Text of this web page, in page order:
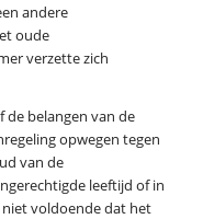
andere
oude
verzette zich
belangen van de
opwegen tegen
van de
leeftijd of in
niet voldoende dat het